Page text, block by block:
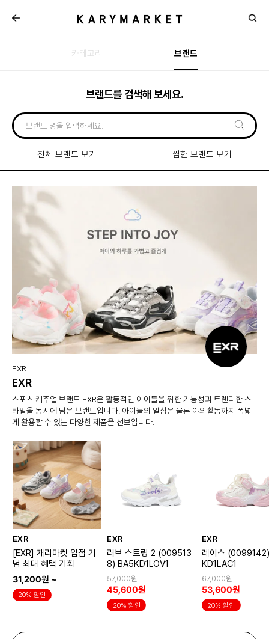
카테고리 브랜드
브랜드를 검색해 보세요.
전체 브랜드 보기 찜한 브랜드 보기
입점
브랜드
EXR
EXR
스포츠 캐주얼 브랜드 EXR은 활동적인 아이들을 위한 기능성과 트렌디한 스
타일을 동시에 담은 브랜드입니다. 아이들의 일상은 물론 야외활동까지 폭넓
게 활용할 수 있는 다양한 제품을 선보입니다.
EXR
[EXR] 캐리마켓 입점 기
념 최대 혜택 기회
31,200원 ~
20% 할인
EXR
러브 스트링 2 (009513
8) BA5KD1LOV1
57,000원
45,600원
20% 할인
EXR
레이스
KD1LAC1
67,000원
53,600원
20% 할인